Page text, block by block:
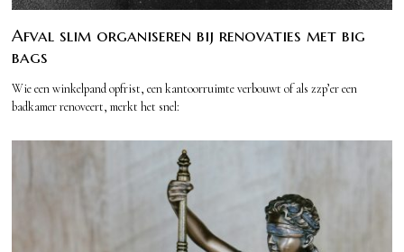
Afval slim organiseren bij renovaties met big
bags
Wie een winkelpand opfrist, een kantoorruimte verbouwt of als zzp’er een
badkamer renoveert, merkt het snel: